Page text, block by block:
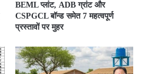
BEML प्लांट, ADB ग्रांट और
CSPGCL बॉन्ड समेत 7 महत्वपूर्ण
प्रस्तावों पर मुहर